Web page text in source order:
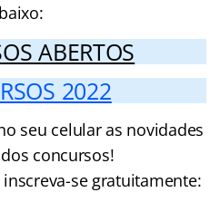
ABERTOS
2022
seu celular as novidades
concursos!
se gratuitamente: